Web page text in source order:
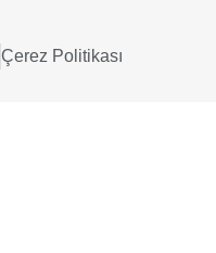
Çerez Politikası